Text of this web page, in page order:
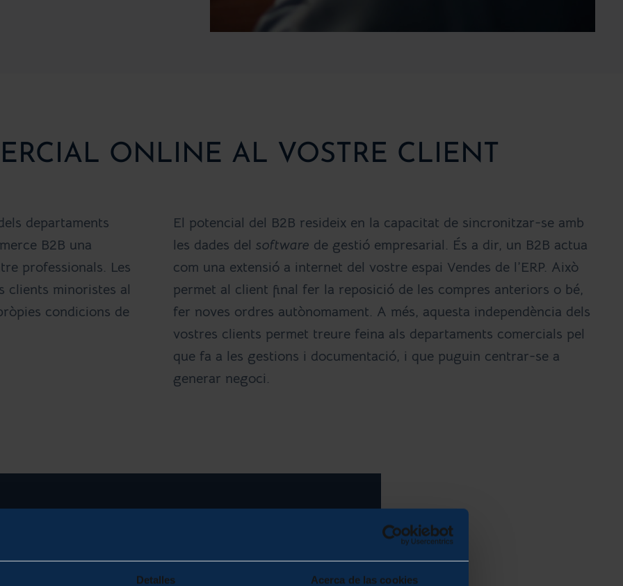
Detalles Acerca de las cookies
ONLINE AL VOSTRE CLIENT
departaments
B2B una
professionals. Les
clients minoristes al
condicions de
El potencial del B2B resideix en la capacitat de sincronitzar-se amb
les dades delsoftware de gestió empresarial. És a dir, un B2B actua
com una extensió a internet del vostre espai Vendes de l’ERP. Això
permet al client final fer la reposició de les compres anteriors o bé,
fer noves ordres autònomament. A més, aquesta independència dels
vostres clients permet treure feina als departaments comercials pel
que fa a les gestions i documentació, i que puguin centrar-se a
generar negoci.
i